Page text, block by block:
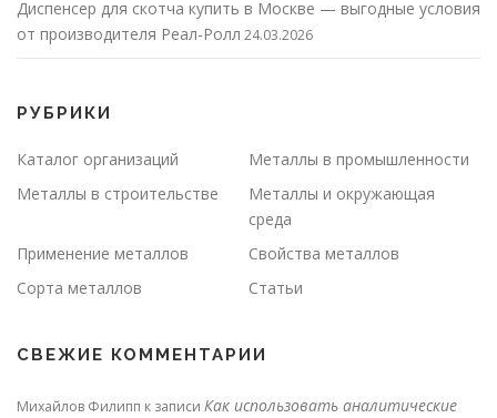
Диспенсер для скотча купить в Москве — выгодные условия
от производителя Реал-Ролл 24.03.2026
РУБРИКИ
Каталог организаций
Металлы в промышленности
Металлы в строительстве
Металлы и окружающая
среда
Применение металлов
Свойства металлов
Сорта металлов
Статьи
СВЕЖИЕ КОММЕНТАРИИ
Михайлов Филипп к записи Как использовать аналитические